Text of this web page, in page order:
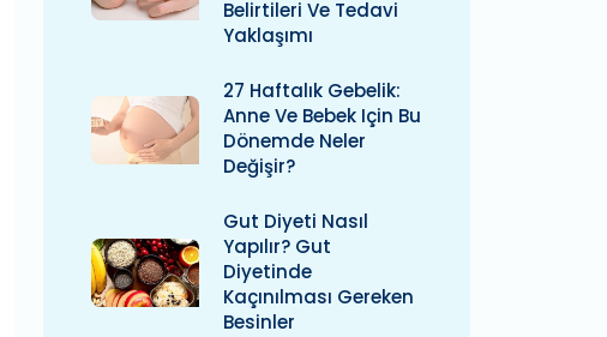
Belirtileri Ve Tedavi
Yaklaşımı
27 Haftalık Gebelik:
Anne Ve Bebek Için Bu
Dönemde Neler
Değişir?
Gut Diyeti Nasıl
Yapılır? Gut
Diyetinde
Kaçınılması Gereken
Besinler